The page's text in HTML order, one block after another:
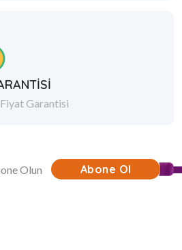
Garantisi
Abone Ol